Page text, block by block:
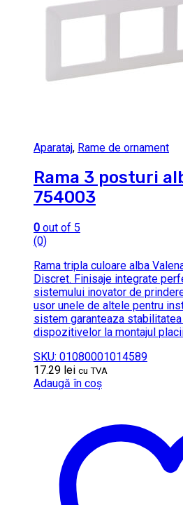
Aparataj, Rame de ornament
Rama 3 posturi
754003
0 out of 5
(0)
Rama tripla culoare alba
Discret. Finisaje integrate
sistemului inovator de
usor unele de altele pentru
sistem garanteaza
dispozitivelor la montajul
SKU: 01080001014589
17.29 lei cu TVA
Adaugă în coș